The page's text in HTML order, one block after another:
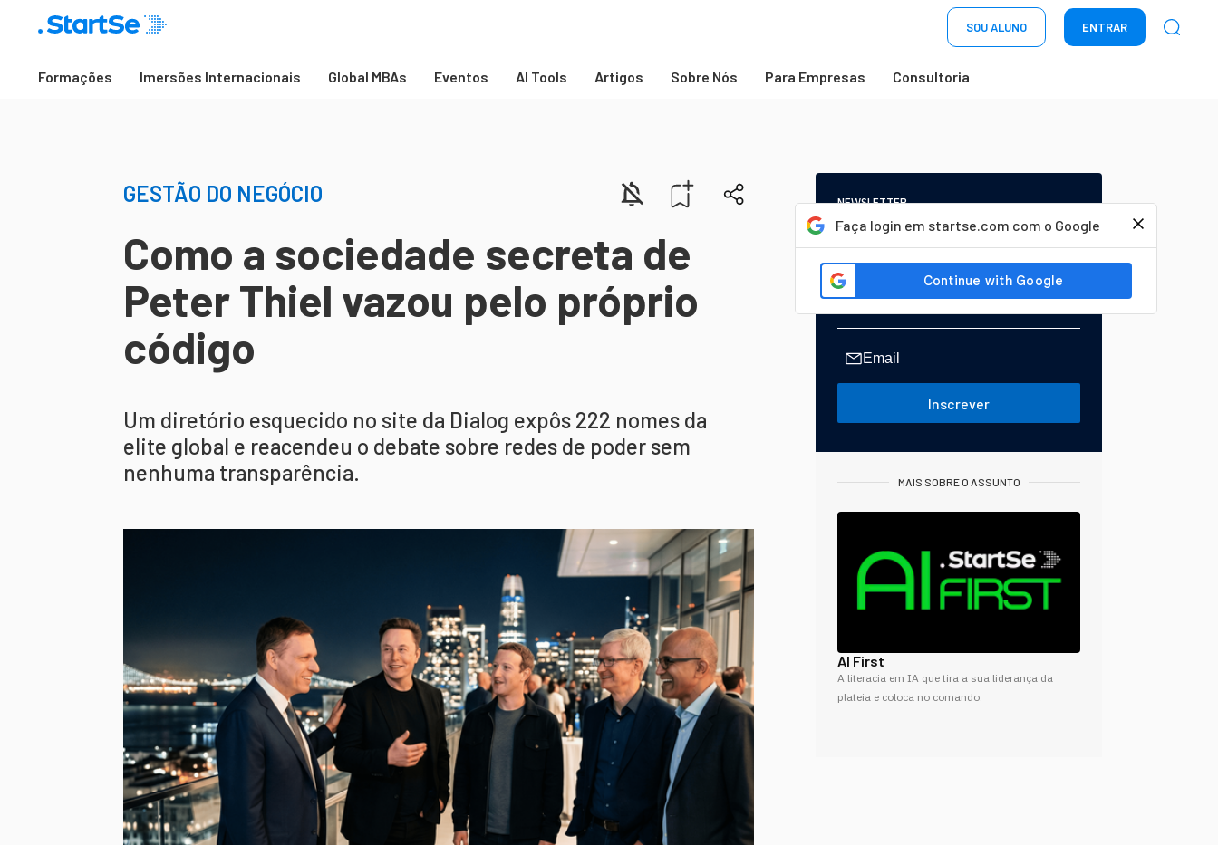
SOU ALUNO ENTRAR
Formações Imersões Internacionais Global MBAs Eventos AI Tools Artigos Sobre Nós Para Empresas Consultoria
Faça login em startse.com com o Google
GESTÃO DO NEGÓCIO
Como a sociedade secreta de
Peter Thiel vazou pelo próprio
código
Um diretório esquecido no site da Dialog expôs 222 nomes da
elite global e reacendeu o debate sobre redes de poder sem
nenhuma transparência.
NEWSLETTER
Start Seu dia:
A Newsletter do AGORA!
Inscrever
MAIS SOBRE O ASSUNTO
AI First
A literacia em IA que tira a sua liderança da
plateia e coloca no comando.